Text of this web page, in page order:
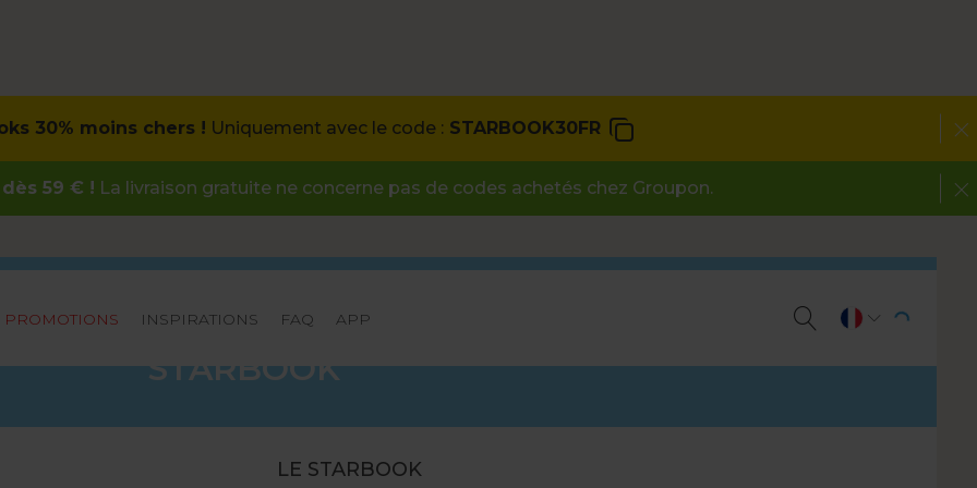
30% moins chers ! Uniquement avec le code : STARBOOK30FR
dès 59 € ! La livraison gratuite ne concerne pas de codes achetés chez Groupon.
PROMOTIONS INSPIRATIONS FAQ APP
STARBOOK
LE STARBOOK